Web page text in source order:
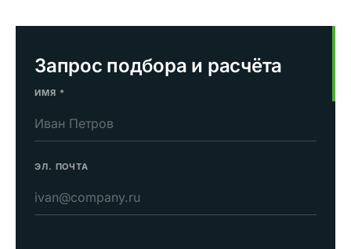
Запрос подбора и расчёта
ИМЯ *
ЭЛ. ПОЧТА